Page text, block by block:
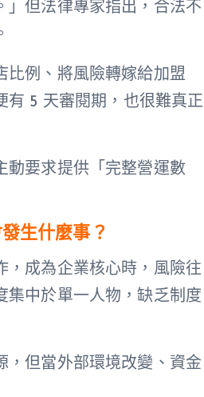
」但法律專家指出，合法不
比例、將風險轉嫁給加盟
有 5 天審閱期，也很難真正
動要求提供「完整營運數
生什麼事？
，成為企業核心時，風險往
集中於單一人物，缺乏制度
，但當外部環境改變、資金